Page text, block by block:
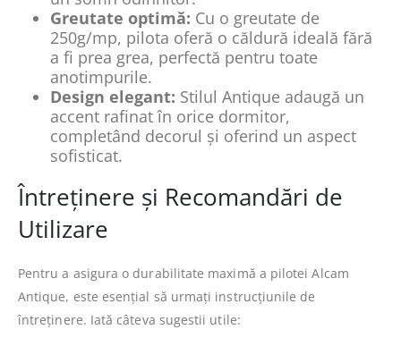
Greutate optimă: Cu o greutate de
250g/mp, pilota oferă o căldură ideală fără
a fi prea grea, perfectă pentru toate
anotimpurile.
Design elegant: Stilul Antique adaugă un
accent rafinat în orice dormitor,
completând decorul și oferind un aspect
sofisticat.
Întreținere și Recomandări de
Utilizare
Pentru a asigura o durabilitate maximă a pilotei Alcam
Antique, este esențial să urmați instrucțiunile de
întreținere. Iată câteva sugestii utile: